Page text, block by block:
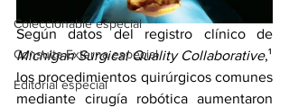
Coleccionable especial
Consulta Externa especial
Editorial especial
Michigan Surgical Quality Collaborative,¹
los procedimientos quirúrgicos comunes
mediante cirugía robótica aumentaron